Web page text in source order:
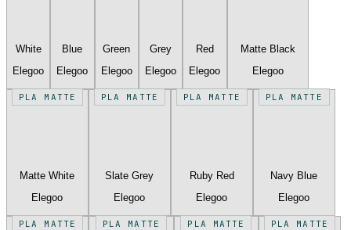
White
Elegoo
Blue
Elegoo
Green
Elegoo
Grey
Elegoo
Red
Elegoo
Matte Black
Elegoo
PLA MATTE
Matte White
Elegoo
PLA MATTE
Slate Grey
Elegoo
PLA MATTE
Ruby Red
Elegoo
PLA MATTE
Navy Blue
Elegoo
PLA MATTE PLA MATTE PLA MATTE PLA MATTE